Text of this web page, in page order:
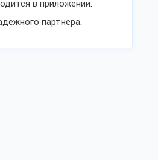
в приложении.
партнера.